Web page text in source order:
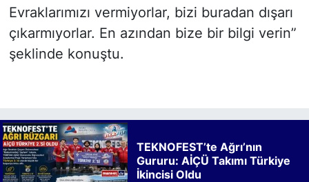
Evraklarımızı vermiyorlar, bizi buradan dışarı
çıkarmıyorlar. En azından bize bir bilgi verin”
şeklinde konuştu.
TEKNOFEST’te Ağrı’nın
Gururu: AİÇÜ Takımı Türkiye
İkincisi Oldu